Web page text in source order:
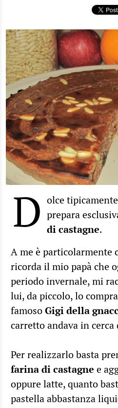
D olce tipicamente
prepara
di castagne.
A me è particolarmente
ricorda il mio papà che
periodo invernale, mi
lui, da piccolo, lo
famosoGigi della
carretto andava in
Per realizzarlo basta
farina di castagne e
oppure latte, quanto
pastella abbastanza